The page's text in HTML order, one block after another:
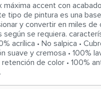
máxima accent con
tipo de pintura es una
y convertir en miles de
se requiera.
acrílica • No salpica •
suave y cremosa • 100%
de color • 100%